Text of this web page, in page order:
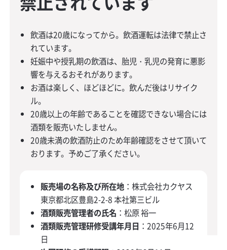
飲酒は20歳になってから。飲酒運転は法律で禁止さ
れています。
妊娠中や授乳期の飲酒は、胎児・乳児の発育に悪影
響を与えるおそれがあります。
お酒は楽しく、ほどほどに。飲んだ後はリサイク
ル。
20歳以上の年齢であることを確認できない場合には
酒類を販売いたしません。
20歳未満の飲酒防止のため年齢確認をさせて頂いて
おります。予めご了承ください。
販売場の名称及び所在地：株式会社カクヤス
東京都北区豊島2-2-8 本社第三ビル
酒類販売管理者の氏名 ：松原 裕一
酒類販売管理研修受講年月日 ：2025年6月12
日